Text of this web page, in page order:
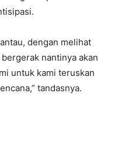
dengan melihat
nantinya akan
untuk kami teruskan
tandasnya.